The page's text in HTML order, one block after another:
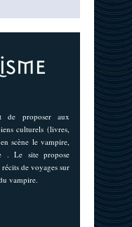
de proposer aux
culturels (livres,
scène le vampire,
. Le site propose
de voyages sur
vampire.